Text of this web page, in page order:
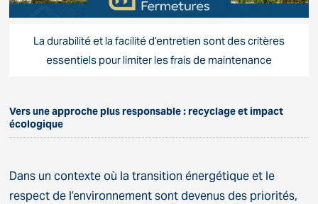
La durabilité et la facilité d’entretien sont des critères
essentiels pour limiter les frais de maintenance
Vers une approche plus responsable : recyclage et impact
écologique
Dans un contexte où la transition énergétique et le
respect de l’environnement sont devenus des priorités,